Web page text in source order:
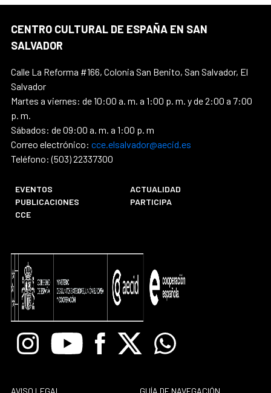
CENTRO CULTURAL DE ESPAÑA EN SAN
SALVADOR
Calle La Reforma #166, Colonia San Benito, San Salvador, El
Salvador
Martes a viernes: de 10:00 a. m. a 1:00 p. m. y de 2:00 a 7:00
p. m.
Sábados: de 09:00 a. m. a 1:00 p. m
Correo electrónico: cce.elsalvador@aecid.es
Teléfono: (503) 22337300
EVENTOS
ACTUALIDAD
PUBLICACIONES
PARTICIPA
CCE
InstagramYoutube Facebook
X Whatsapp